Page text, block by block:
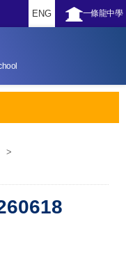
一條龍中學
ENG
>